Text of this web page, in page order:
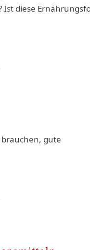
Ist diese
brauchen, gute